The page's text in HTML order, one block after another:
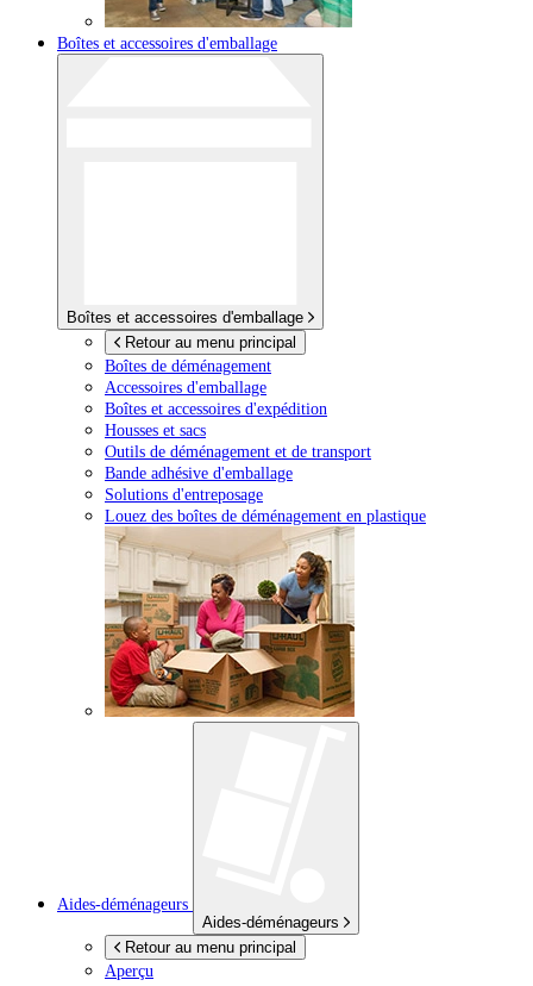
Boîtes et accessoires d'emballage
Boîtes et accessoires d'emballage
Retour au menu principal
Boîtes de déménagement
Accessoires d'emballage
Boîtes et accessoires d'expédition
Housses et sacs
Outils de déménagement et de transport
Bande adhésive d'emballage
Solutions d'entreposage
Louez des boîtes de déménagement en plastique
Aides-déménageurs
Aides-déménageurs
Retour au menu principal
Aperçu